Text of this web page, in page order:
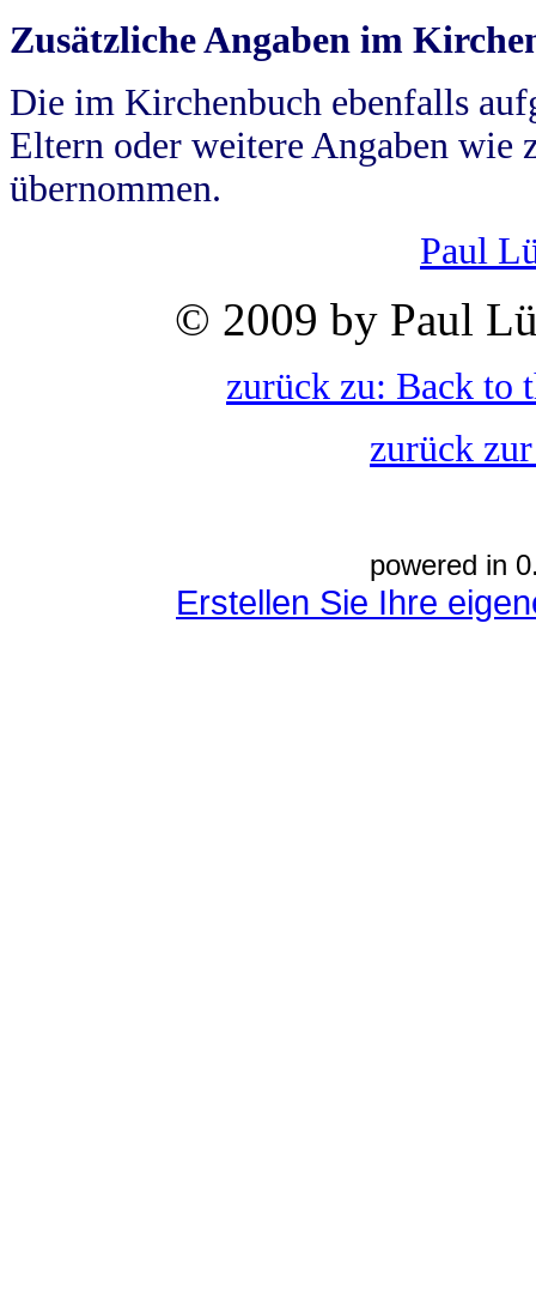
Zusätzliche Angaben im
Die im Kirchenbuch ebenfalls
Eltern oder weitere Angaben wie
übernommen.
Paul
© 2009 by Paul
zurück zu: Back to
zurück
powered in
Erstellen Sie Ihre